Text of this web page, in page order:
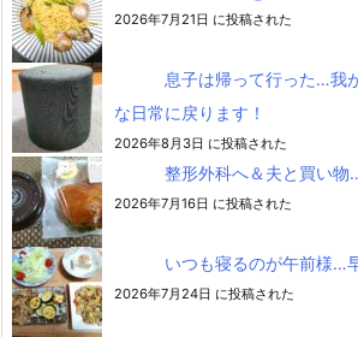
2026年7月21日 に投稿された
息子は帰って行った…我
な日常に戻ります！
2026年8月3日 に投稿された
整形外科へ＆夫と買い物
2026年7月16日 に投稿された
いつも寝るのが午前様…
2026年7月24日 に投稿された